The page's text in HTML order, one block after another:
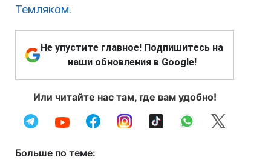
Темляком.
Не упустите главное! Подпишитесь на
наши обновления в Google!
Или читайте нас там, где вам удобно!
Больше по теме: